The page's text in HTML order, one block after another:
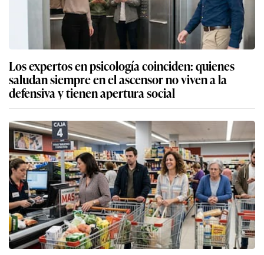
Los expertos en psicología coinciden: quienes
saludan siempre en el ascensor no viven a la
defensiva y tienen apertura social